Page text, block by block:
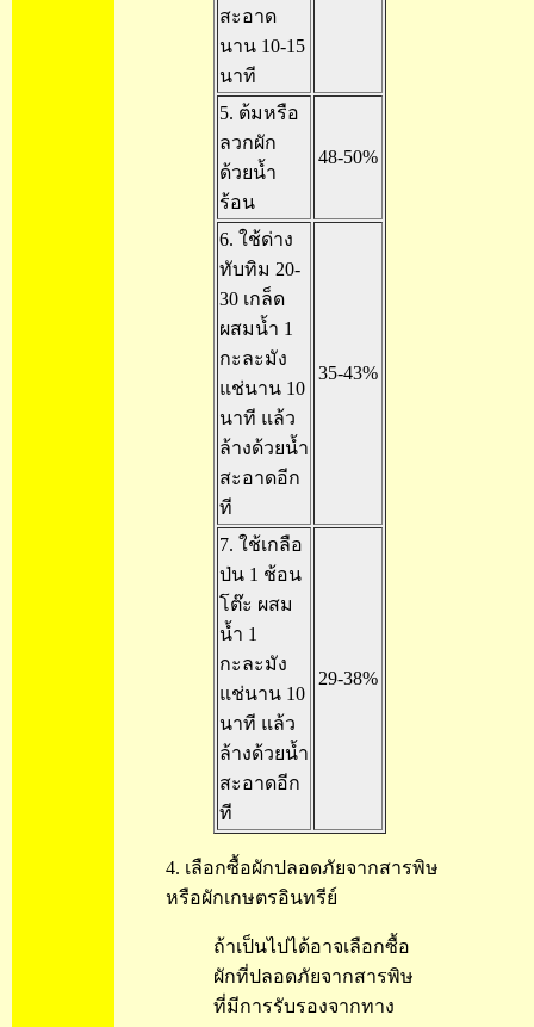
สะอาด
นาน 10-15
นาที
5. ต้มหรือ
ลวกผัก
ด้วยน้ำ
ร้อน
48-50%
6. ใช้ด่าง
ทับทิม 20-
30 เกล็ด
ผสมน้ำ 1
กะละมัง
แช่นาน 10
นาที แล้ว
ล้างด้วยน้ำ
สะอาดอีก
ที
35-43%
7. ใช้เกลือ
ป่น 1 ช้อน
โต๊ะ ผสม
น้ำ 1
กะละมัง
แช่นาน 10
นาที แล้ว
ล้างด้วยน้ำ
สะอาดอีก
ที
29-38%
4. เลือกซื้อผักปลอดภัยจากสารพิษ
หรือผักเกษตรอินทรีย์
ถ้าเป็นไปได้อาจเลือกซื้อ
ผักที่ปลอดภัยจากสารพิษ
ที่มีการรับรองจากทาง